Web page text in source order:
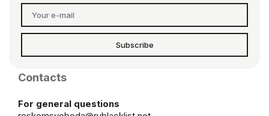
Subscribe
Contacts
For general questions